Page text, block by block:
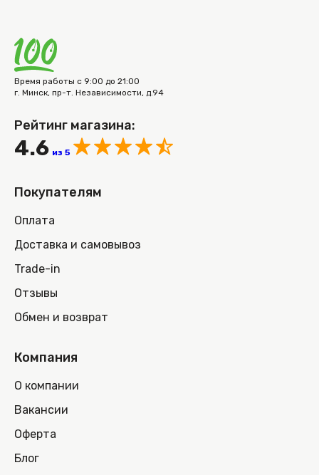
Время работы с 9:00 до 21:00
г. Минск, пр-т. Независимости, д.94
Рейтинг магазина:
4.6 из 5
Покупателям
Оплата
Доставка и самовывоз
Trade-in
Отзывы
Обмен и возврат
Компания
О компании
Вакансии
Оферта
Блог